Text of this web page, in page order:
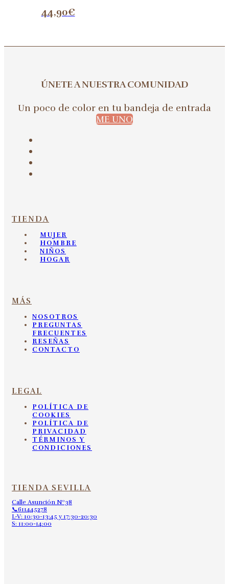
44,90€
ÚNETE A NUESTRA COMUNIDAD
Un poco de color en tu bandeja de entrada
ME UNO
TIENDA
MUJER
HOMBRE
NIÑOS
HOGAR
MÁS
NOSOTROS
PREGUNTAS
FRECUENTES
RESEÑAS
CONTACTO
LEGAL
POLÍTICA DE
COOKIES
POLÍTICA DE
PRIVACIDAD
TÉRMINOS Y
CONDICIONES
TIENDA SEVILLA
Calle Asunción Nº38
📞611445278
L-V: 10:30-13:45 y 17:30-20:30
S: 11:00-14:00